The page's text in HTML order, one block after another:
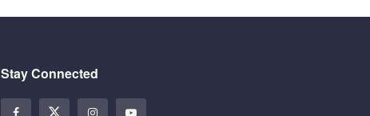
Stay Connected